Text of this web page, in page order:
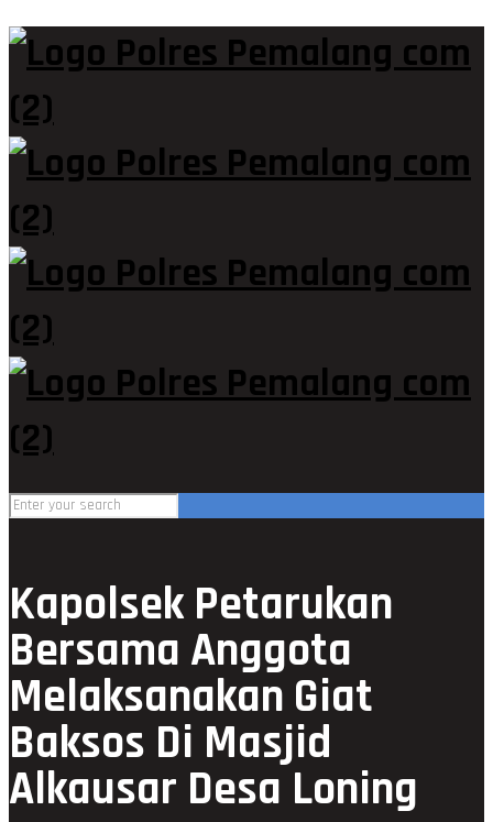
Kapolsek Petarukan
Bersama Anggota
Melaksanakan Giat
Baksos Di Masjid
Alkausar Desa Loning